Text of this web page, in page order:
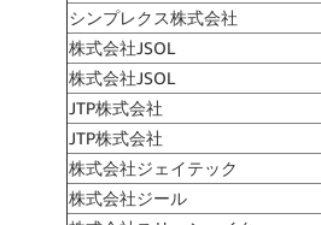
シンプレクス株式会社
株式会社JSOL
株式会社JSOL
JTP株式会社
JTP株式会社
株式会社ジェイテック
株式会社ジール